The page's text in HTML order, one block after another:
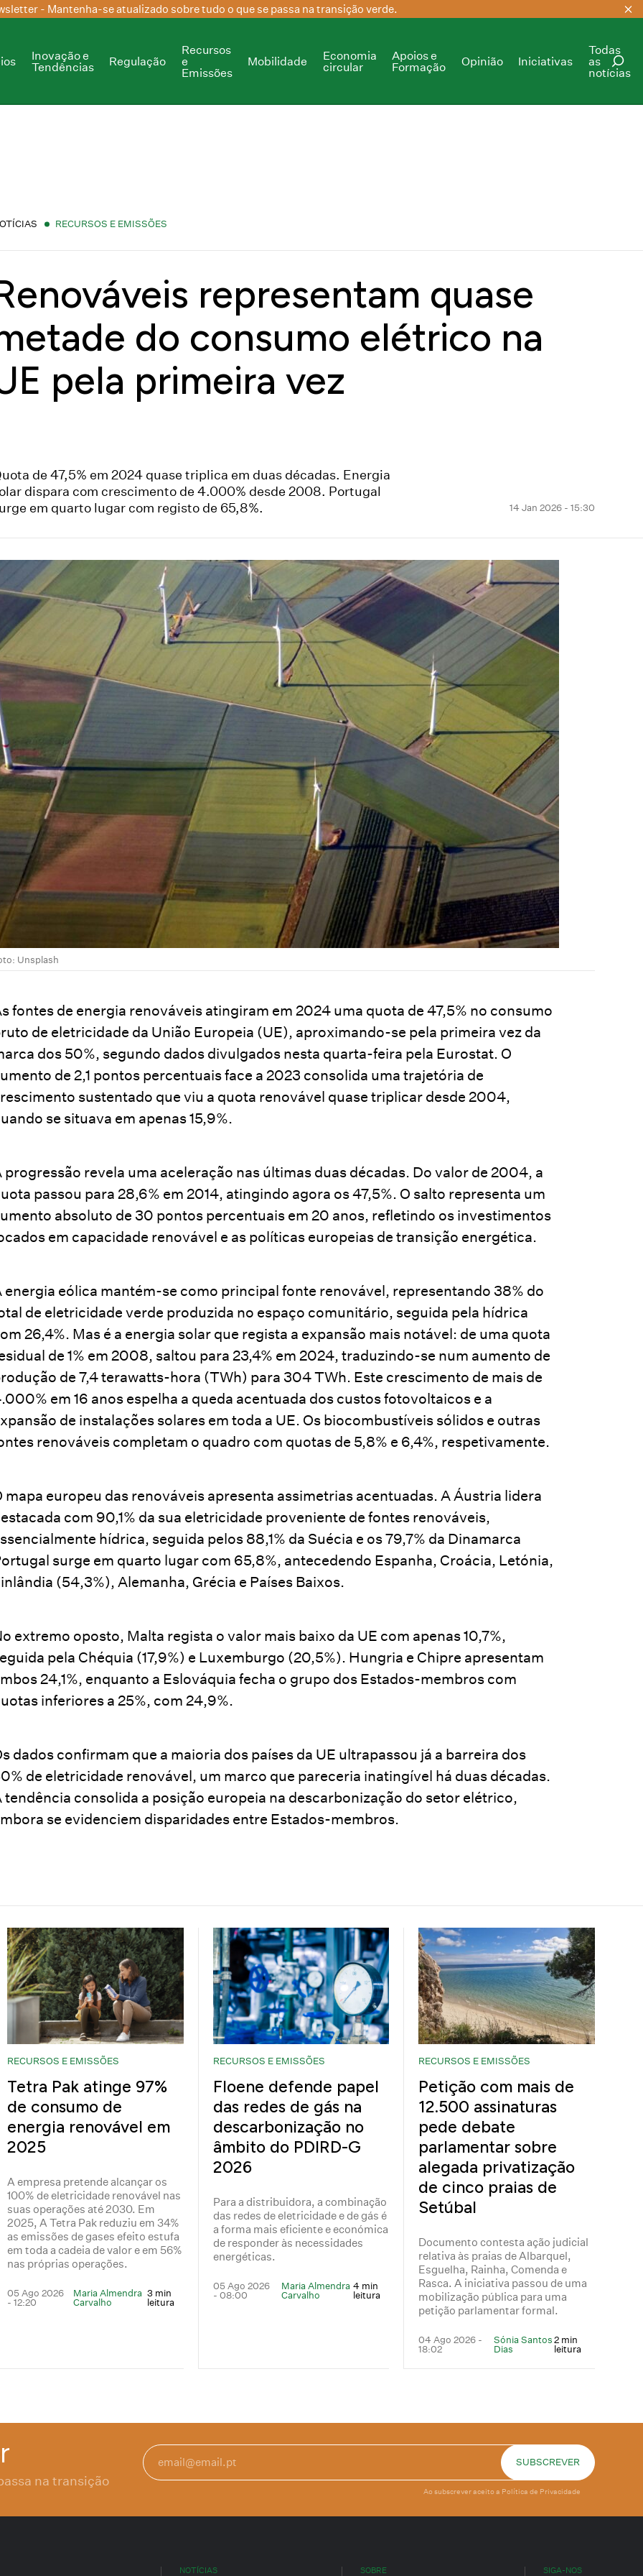
- Mantenha-se atualizado sobre tudo o que se passa na transição verde.
Inovação e
Tendências
Regulação
Recursos
e
Emissões
Mobilidade
Economia
circular
Apoios e
Formação
Opinião Iniciativas
Todas
as
notícias
RECURSOS E EMISSÕES
representam quase
do consumo elétrico na
pela primeira vez
de 47,5% em 2024 quase triplica em duas décadas. Energia
dispara com crescimento de 4.000% desde 2008. Portugal
em quarto lugar com registo de 65,8%.
14 Jan 2026 - 15:30
Unsplash
fontes de energia renováveis atingiram em 2024 uma quota de 47,5% no consumo
de eletricidade da União Europeia (UE), aproximando-se pela primeira vez da
dos 50%, segundo dados divulgados nesta quarta-feira pela Eurostat. O
de 2,1 pontos percentuais face a 2023 consolida uma trajetória de
sustentado que viu a quota renovável quase triplicar desde 2004,
se situava em apenas 15,9%.
progressão revela uma aceleração nas últimas duas décadas. Do valor de 2004, a
passou para 28,6% em 2014, atingindo agora os 47,5%. O salto representa um
absoluto de 30 pontos percentuais em 20 anos, refletindo os investimentos
em capacidade renovável e as políticas europeias de transição energética.
energia eólica mantém-se como principal fonte renovável, representando 38% do
de eletricidade verde produzida no espaço comunitário, seguida pela hídrica
26,4%. Mas é a energia solar que regista a expansão mais notável: de uma quota
de 1% em 2008, saltou para 23,4% em 2024, traduzindo-se num aumento de
de 7,4 terawatts-hora (TWh) para 304 TWh. Este crescimento de mais de
em 16 anos espelha a queda acentuada dos custos fotovoltaicos e a
de instalações solares em toda a UE. Os biocombustíveis sólidos e outras
renováveis completam o quadro com quotas de 5,8% e 6,4%, respetivamente.
mapa europeu das renováveis apresenta assimetrias acentuadas. A Áustria lidera
com 90,1% da sua eletricidade proveniente de fontes renováveis,
hídrica, seguida pelos 88,1% da Suécia e os 79,7% da Dinamarca
surge em quarto lugar com 65,8%, antecedendo Espanha, Croácia, Letónia,
(54,3%), Alemanha, Grécia e Países Baixos.
extremo oposto, Malta regista o valor mais baixo da UE com apenas 10,7%,
pela Chéquia (17,9%) e Luxemburgo (20,5%). Hungria e Chipre apresentam
24,1%, enquanto a Eslováquia fecha o grupo dos Estados-membros com
inferiores a 25%, com 24,9%.
dados confirmam que a maioria dos países da UE ultrapassou já a barreira dos
de eletricidade renovável, um marco que pareceria inatingível há duas décadas.
tendência consolida a posição europeia na descarbonização do setor elétrico,
se evidenciem disparidades entre Estados-membros.
RECURSOS E EMISSÕES
Tetra Pak atinge 97%
de consumo de
energia renovável em
2025
A empresa pretende alcançar os
100% de eletricidade renovável nas
suas operações até 2030. Em
2025, A Tetra Pak reduziu em 34%
as emissões de gases efeito estufa
em toda a cadeia de valor e em 56%
nas próprias operações.
05 Ago 2026
- 12:20
Maria Almendra
Carvalho
3 min
leitura
RECURSOS E EMISSÕES
Floene defende papel
das redes de gás na
descarbonização no
âmbito do PDIRD-G
2026
Para a distribuidora, a combinação
das redes de eletricidade e de gás é
a forma mais eficiente e económica
de responder às necessidades
energéticas.
05 Ago 2026
- 08:00
Maria Almendra
Carvalho
4 min
leitura
RECURSOS E EMISSÕES
Petição com mais de
12.500 assinaturas
pede debate
parlamentar sobre
alegada privatização
de cinco praias de
Setúbal
Documento contesta ação judicial
relativa às praias de Albarquel,
Esguelha, Rainha, Comenda e
Rasca. A iniciativa passou de uma
mobilização pública para uma
petição parlamentar formal.
04 Ago 2026 -
18:02
Sónia Santos
Dias
2 min
leitura
na transição
Ao subscrever aceito a Política de Privacidade
NOTÍCIAS SOBRE SIGA-NOS